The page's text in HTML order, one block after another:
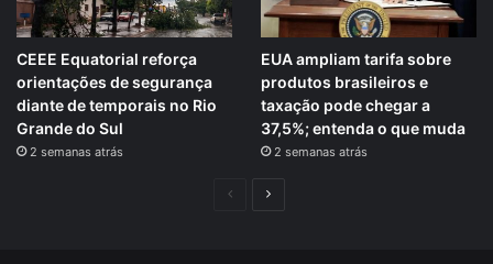
CEEE Equatorial reforça
orientações de segurança
diante de temporais no Rio
Grande do Sul
2 semanas atrás
EUA ampliam tarifa sobre
produtos brasileiros e
taxação pode chegar a
37,5%; entenda o que muda
2 semanas atrás
PáginaPróxima